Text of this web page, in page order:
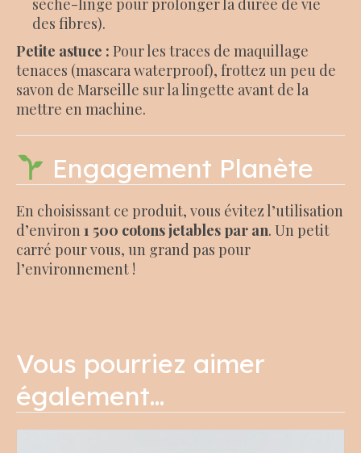
sèche-linge pour prolonger la durée de vie
des fibres).
Petite astuce : Pour les traces de maquillage
tenaces (mascara waterproof), frottez un peu de
savon de Marseille sur la lingette avant de la
mettre en machine.
Engagement Planète
En choisissant ce produit, vous évitez l’utilisation
d’environ 1 500 cotons jetables par an. Un petit
carré pour vous, un grand pas pour
l’environnement !
Vous pourriez aimer
également…